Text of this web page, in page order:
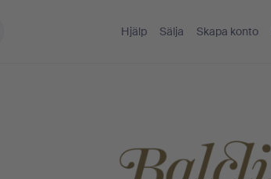
Hjälp Sälja Skapa konto